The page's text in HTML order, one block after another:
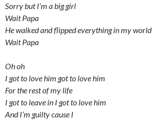
Sorry but I’m a big girl
Wait Papa
He walked and flipped everything in my world
Wait Papa
Oh oh
I got to love him got to love him
For the rest of my life
I got to leave in I got to love him
And I’m guilty cause I